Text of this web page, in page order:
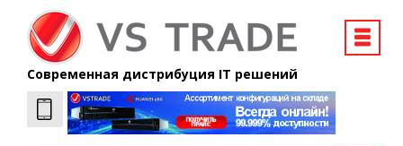
Современная дистрибуция IT решений